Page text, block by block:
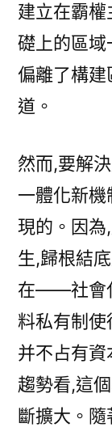
建立在霸
礎上的區域
偏離了構
道。
然而,要解
一體化新
現的。因為
生,歸根結
在——社會
料私有制
并不占有
趨勢看,這
斷擴大。